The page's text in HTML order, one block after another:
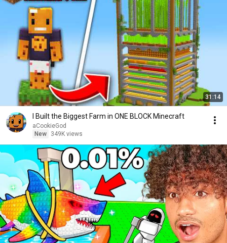
31:14
I Built the Biggest Farm in ONE BLOCK Minecraft
aCookieGod
New
349K views